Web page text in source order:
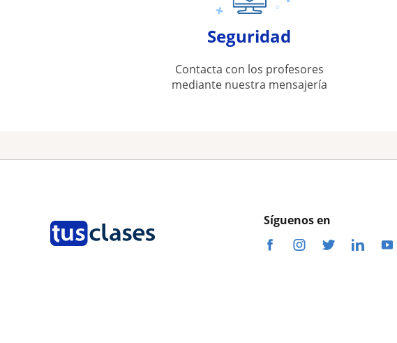
Seguridad
Contacta con los profesores
mediante nuestra mensajería
Síguenos en